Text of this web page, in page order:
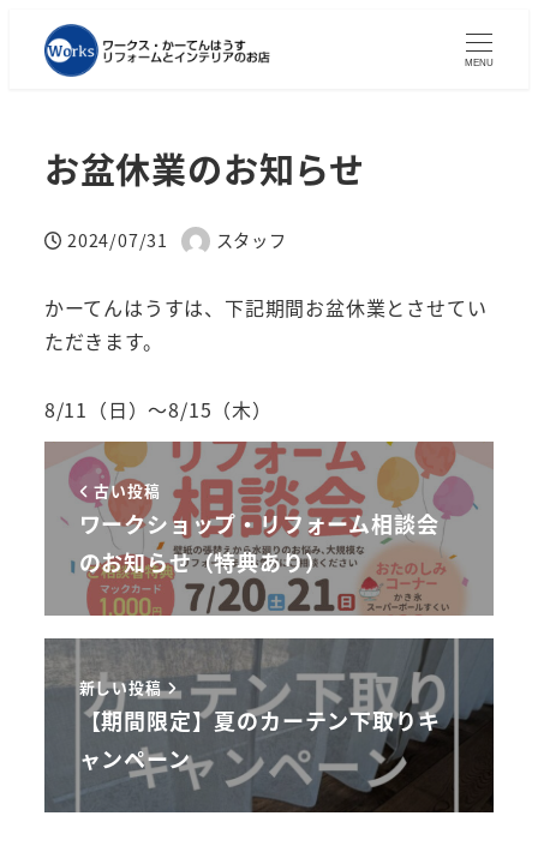
MENU
お盆休業のお知らせ
投稿日
2024/07/31
著
スタッフ
かーてんはうすは、下記期間お盆休業とさせてい
ただきます。
8/11（日）～8/15（木）
古い投稿
ワークショップ・リフォーム相談会
のお知らせ（特典あり）
新しい投稿
【期間限定】夏のカーテン下取りキ
ャンペーン